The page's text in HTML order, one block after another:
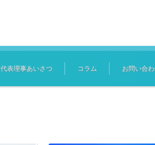
代表理事あいさつ コラム お問い合